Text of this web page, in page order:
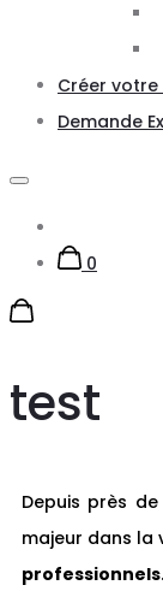
Créer
Demande
0
test
Depuis près de
majeur dans la
professionnels